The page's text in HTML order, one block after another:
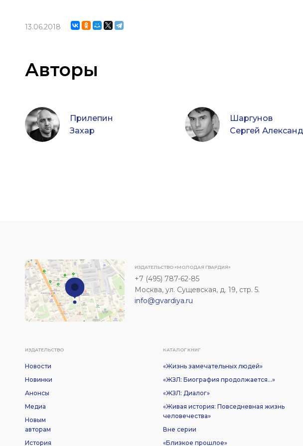
13.06.2018
Авторы
Прилепин
Захар
Шаргунов
ИЗДАТЕЛЬСТВО «МОЛОДАЯ ГВАРДИЯ»
+7 (495) 787-62-85
Москва, ул. Сущевская, д. 19, стр. 5.
info@gvardiya.ru
ИЗДАТЕЛЬСТВО
Новости
Новинки
Анонсы
Медиа
Новым
авторам
История
КАТАЛОГ КНИГ
«Жизнь замечательных людей»
«ЖЗЛ: Биография продолжается...»
«ЖЗЛ: Диалог»
«Живая история: Повседневная жизнь
человечества»
Вне серии
«Близкое прошлое»